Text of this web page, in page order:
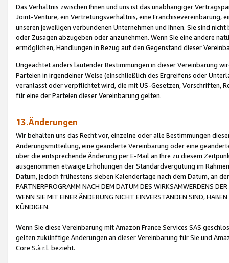
Das Verhältnis zwischen Ihnen und uns ist das unabhängiger
Joint-Venture, ein Vertretungsverhältnis, eine Franchisevereinbarung,
unseren jeweiligen verbundenen Unternehmen und Ihnen. Sie sind
oder Zusagen abzugeben oder anzunehmen. Wenn Sie eine andere
ermöglichen, Handlungen in Bezug auf den Gegenstand dieser
Ungeachtet anders lautender Bestimmungen in dieser Vereinbarung
Parteien in irgendeiner Weise (einschließlich des Ergreifens oder
veranlasst oder verpflichtet wird, die mit US-Gesetzen, Vorschriften,
für eine der Parteien dieser Vereinbarung gelten.
13.Änderungen
Wir behalten uns das Recht vor, einzelne oder alle Bestimmungen
Änderungsmitteilung, eine geänderte Vereinbarung oder eine
über die entsprechende Änderung per E-Mail an Ihre zu diesem
ausgenommen etwaige Erhöhungen der Standardvergütung im
Datum, jedoch frühestens sieben Kalendertage nach dem Datum, an
PARTNERPROGRAMM NACH DEM DATUM DES WIRKSAMWERDENS
WENN SIE MIT EINER ÄNDERUNG NICHT EINVERSTANDEN SIND,
KÜNDIGEN.
Wenn Sie diese Vereinbarung mit Amazon France Services SAS
gelten zukünftige Änderungen an dieser Vereinbarung für Sie und
Core S.à r.l. bezieht.